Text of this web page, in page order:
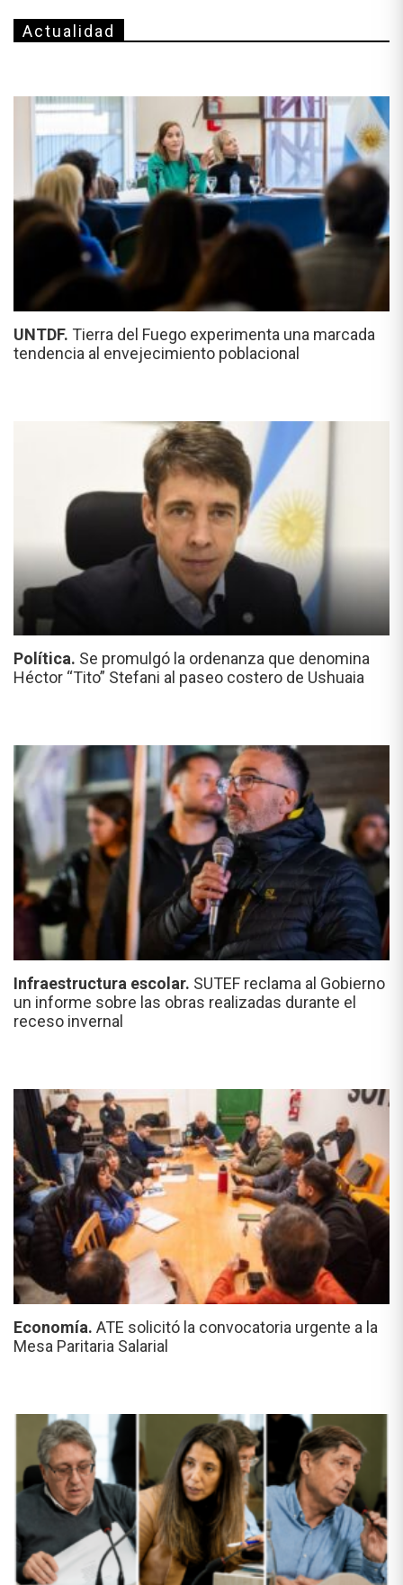
Actualidad
UNTDF. Tierra del Fuego experimenta una marcada
tendencia al envejecimiento poblacional
Política. Se promulgó la ordenanza que denomina
Héctor “Tito” Stefani al paseo costero de Ushuaia
Infraestructura escolar. SUTEF reclama al Gobierno
un informe sobre las obras realizadas durante el
receso invernal
Economía. ATE solicitó la convocatoria urgente a la
Mesa Paritaria Salarial